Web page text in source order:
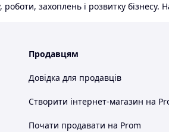
захоплень і розвитку
Продавцям
Довідка для продавців
Створити інтернет-магазин на
Почати продавати на Prom